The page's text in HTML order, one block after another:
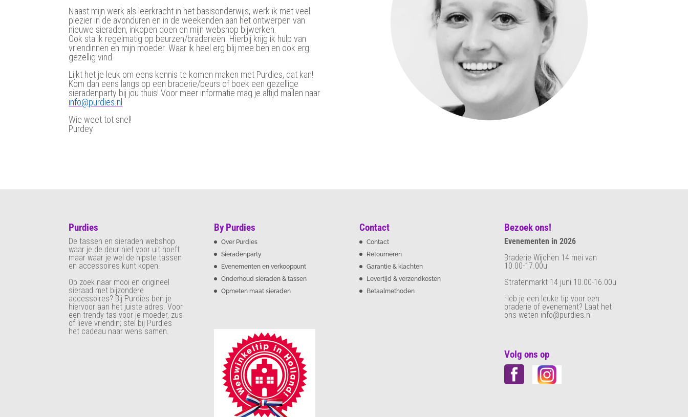
Naast mijn werk als leerkracht in het basisonderwijs, werk ik met veel
plezier in de avonduren en in de weekenden aan het ontwerpen van
nieuwe sieraden, inkopen doen en mijn webshop bijwerken.
Ook sta ik regelmatig op beurzen/braderieën. Hierbij krijg ik hulp van
vriendinnen en mijn moeder. Waar ik heel erg blij mee ben en ook erg
gezellig vind.
Lijkt het je leuk om eens kennis te komen maken met Purdies, dat kan!
Kom dan eens langs op een braderie/beurs of boek een gezellige
sieradenparty bij jou thuis! Voor meer informatie mag je altijd mailen naar
info@purdies.nl
Wie weet tot snel!
Purdey
Purdies
De tassen en sieraden webshop
waar je de deur niet voor uit hoeft
maar waar je wel de hipste tassen
en accessoires kunt kopen.
Op zoek naar mooi en origineel
sieraad met bijzondere
accessoires? Bij Purdies ben je
hiervoor aan het juiste adres. Voor
een trendy tas voor je moeder, zus
of lieve vriendin; stel bij Purdies
het cadeau naar wens samen.
By Purdies
Over Purdies
Sieradenparty
Evenementen en verkooppunt
Onderhoud sieraden & tassen
Opmeten maat sieraden
Contact
Contact
Retourneren
Garantie & klachten
Levertijd & verzendkosten
Betaalmethoden
Bezoek ons!
Evenementen in 2026
Braderie Wijchen 14 mei van
10.00-17.00u
Stratenmarkt 14 juni 10.00-16.00u
Heb je een leuke tip voor een
braderie of evenement? Laat het
ons weten info@purdies.nl
Volg ons op